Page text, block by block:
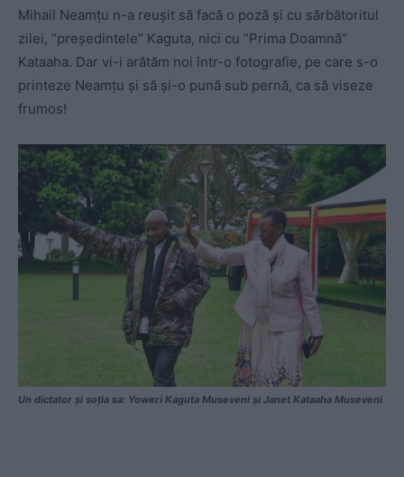
Mihail Neamțu n-a reușit să facă o poză și cu sărbătoritul
zilei, ”președintele” Kaguta, nici cu ”Prima Doamnă”
Kataaha. Dar vi-i arătăm noi într-o fotografie, pe care s-o
printeze Neamțu și să și-o pună sub pernă, ca să viseze
frumos!
Un dictator și soția sa: Yoweri Kaguta Museveni și Janet Kataaha Museveni